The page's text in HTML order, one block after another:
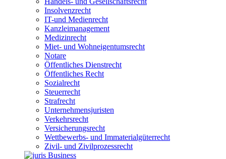
Insolvenzrecht
IT-und Medienrecht
Kanzleimanagement
Medizinrecht
Miet- und Wohneigentumsrecht
Notare
Öffentliches Dienstrecht
Öffentliches Recht
Sozialrecht
Steuerrecht
Strafrecht
Unternehmensjuristen
Verkehrsrecht
Versicherungsrecht
Wettbewerbs- und Immaterialgüterrecht
Zivil- und Zivilprozessrecht